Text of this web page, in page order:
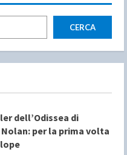
CERCA
dell’Odissea di
per la prima volta